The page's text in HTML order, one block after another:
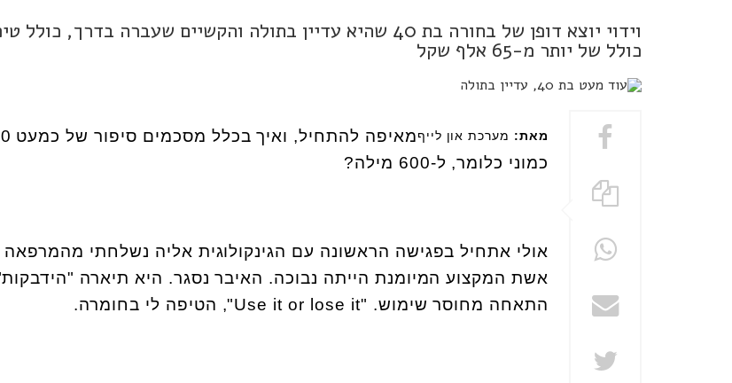
וידוי יוצא דופן של בחורה בת 40 שהיא עדיין בתולה והקשיים שעברה בדרך,
כולל של יותר מ-65 אלף שקל
מאת: מערכת און לייף
כמוני כלומר, ל-600 מילה?
אולי אתחיל בפגישה הראשונה עם הגינקולוגית אליה נשלחתי מהמרפאה
אשת המקצוע המיומנת הייתה נבוכה. האיבר נסגר. היא תיארה
התאחה מחוסר שימוש. Use it or lose it"", הטיפה לי בחומרה.